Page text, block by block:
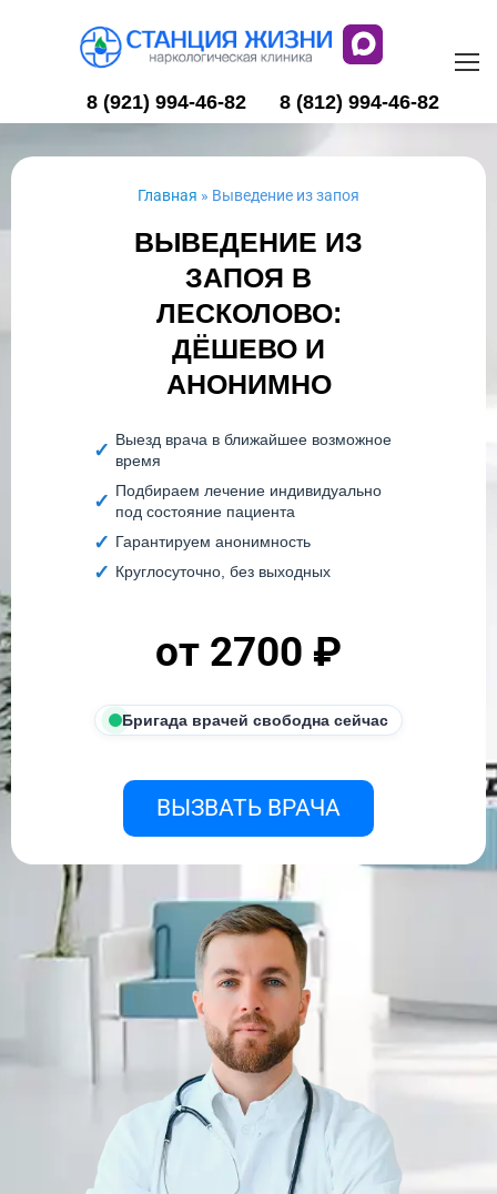
8 (921) 994-46-82 8 (812) 994-46-82
Главная » Выведение из запоя
ВЫВЕДЕНИЕ ИЗ
ЗАПОЯ В
ЛЕСКОЛОВО:
ДЁШЕВО И
АНОНИМНО
Выезд врача в ближайшее возможное
время
Подбираем лечение индивидуально
под состояние пациента
Гарантируем анонимность
Круглосуточно, без выходных
от 2700 ₽
Бригада врачей свободна сейчас
ВЫЗВАТЬ ВРАЧА